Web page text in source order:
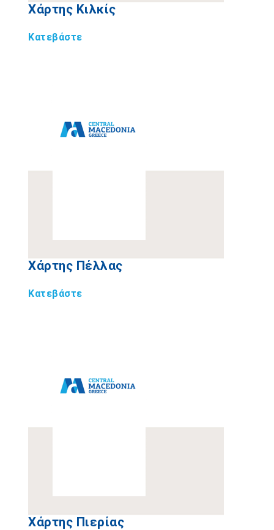
Χάρτης Κιλκίς
Κατεβάστε
Χάρτης Πέλλας
Κατεβάστε
Χάρτης Πιερίας